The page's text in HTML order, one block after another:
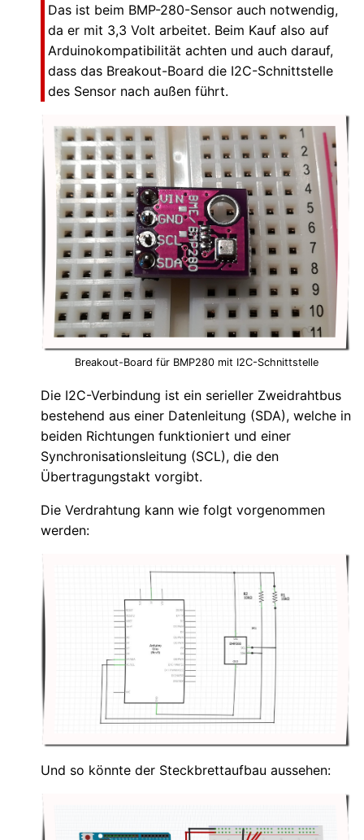
Das ist beim BMP-280-Sensor auch notwendig,
da er mit 3,3 Volt arbeitet. Beim Kauf also auf
Arduinokompatibilität achten und auch darauf,
dass das Breakout-Board die I2C-Schnittstelle
des Sensor nach außen führt.
Breakout-Board für BMP280 mit I2C-Schnittstelle
Die I2C-Verbindung ist ein serieller Zweidrahtbus
bestehend aus einer Datenleitung (SDA), welche in
beiden Richtungen funktioniert und einer
Synchronisationsleitung (SCL), die den
Übertragungstakt vorgibt.
Die Verdrahtung kann wie folgt vorgenommen
werden:
Und so könnte der Steckbrettaufbau aussehen: